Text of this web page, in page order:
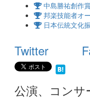
中島勝祐創作
邦楽技能者オ
日本伝統文化
Twitter
公演、コンサ